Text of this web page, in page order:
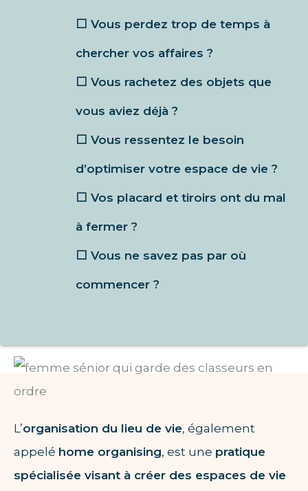
⬜️ Vous perdez trop de temps à
chercher vos affaires ?
⬜️ Vous rachetez des objets que
vous aviez déjà ?
⬜️ Vous ressentez le besoin
d’optimiser votre espace de vie ?
⬜️ Vos placard et tiroirs ont du mal
à fermer ?
⬜️ Vous ne savez pas par où
commencer ?
L’organisation du lieu de vie, également
appelé home organising, est une pratique
spécialisée visant à créer des espaces de vie